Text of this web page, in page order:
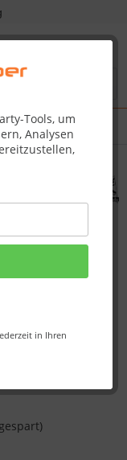
Tools, um
Analysen
in Ihren
x 4,00 m